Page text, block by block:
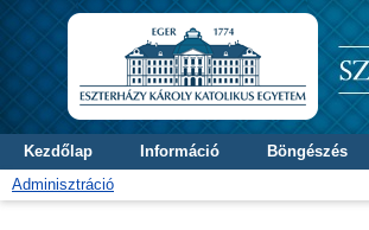
Kezdőlap Információ
Böngészés
Adminisztráció